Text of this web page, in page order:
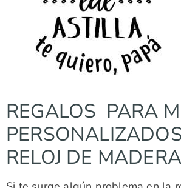
REGALOS PARA
RELOJ DE MADERA